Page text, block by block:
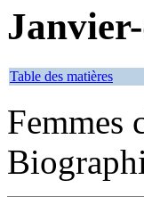
Table des matières